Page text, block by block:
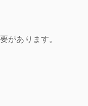
があります。